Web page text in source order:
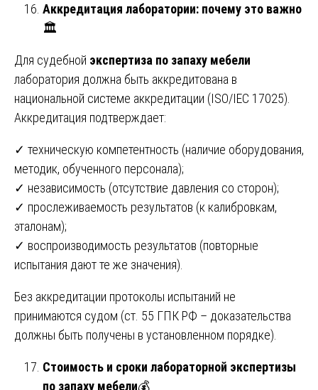
Аккредитация лаборатории: почему это важно
🏛️
Для судебной экспертиза по запаху мебели
лаборатория должна быть аккредитована в
национальной системе аккредитации (ISO/IEC 17025).
Аккредитация подтверждает:
✓ техническую компетентность (наличие оборудования,
методик, обученного персонала);
✓ независимость (отсутствие давления со сторон);
✓ прослеживаемость результатов (к калибровкам,
эталонам);
✓ воспроизводимость результатов (повторные
испытания дают те же значения).
Без аккредитации протоколы испытаний не
принимаются судом (ст. 55 ГПК РФ – доказательства
должны быть получены в установленном порядке).
Стоимость и сроки лабораторной экспертизы
по запаху мебели💰